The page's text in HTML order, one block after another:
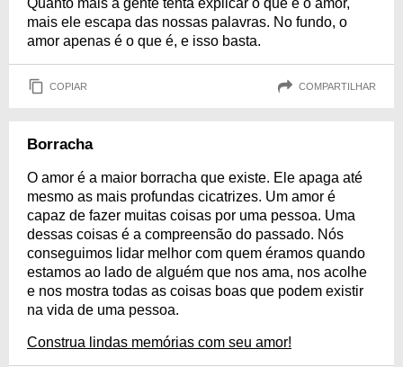
Quanto mais a gente tenta explicar o que é o amor,
mais ele escapa das nossas palavras. No fundo, o
amor apenas é o que é, e isso basta.
COPIAR COMPARTILHAR
Borracha
O amor é a maior borracha que existe. Ele apaga até
mesmo as mais profundas cicatrizes. Um amor é
capaz de fazer muitas coisas por uma pessoa. Uma
dessas coisas é a compreensão do passado. Nós
conseguimos lidar melhor com quem éramos quando
estamos ao lado de alguém que nos ama, nos acolhe
e nos mostra todas as coisas boas que podem existir
na vida de uma pessoa.
Construa lindas memórias com seu amor!